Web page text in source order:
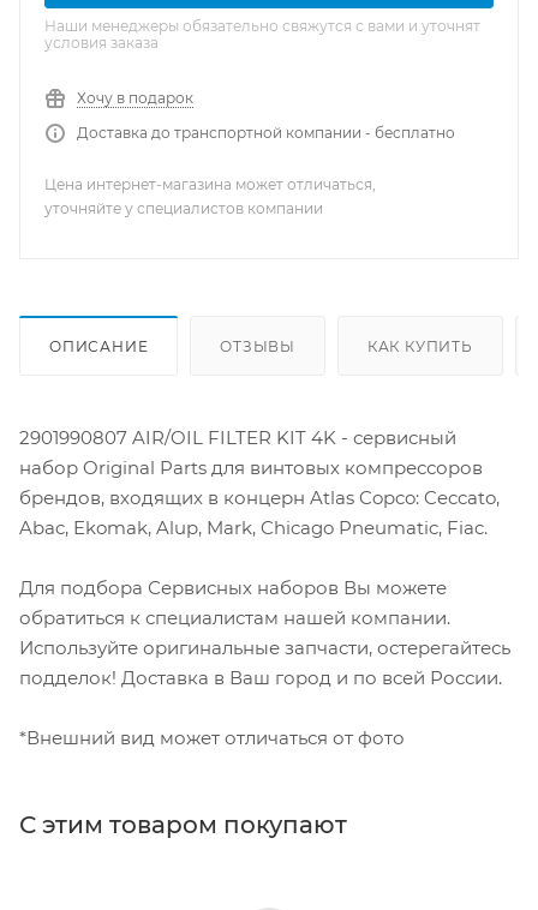
Наши менеджеры обязательно свяжутся с вами и уточнят
условия заказа
Хочу в подарок
Доставка до транспортной компании - бесплатно
Цена интернет-магазина может отличаться,
уточняйте у специалистов компании
ОПИСАНИЕ ОТЗЫВЫ КАК КУПИТЬ
2901990807 AIR/OIL FILTER KIT 4K - сервисный
набор Original Parts для винтовых компрессоров
брендов, входящих в концерн Atlas Copco: Ceccato,
Abac, Ekomak, Alup, Mark, Chicago Pneumatic, Fiac.
Для подбора Сервисных наборов Вы можете
обратиться к специалистам нашей компании.
Используйте оригинальные запчасти, остерегайтесь
подделок! Доставка в Ваш город и по всей России.
*Внешний вид может отличаться от фото
С этим товаром покупают